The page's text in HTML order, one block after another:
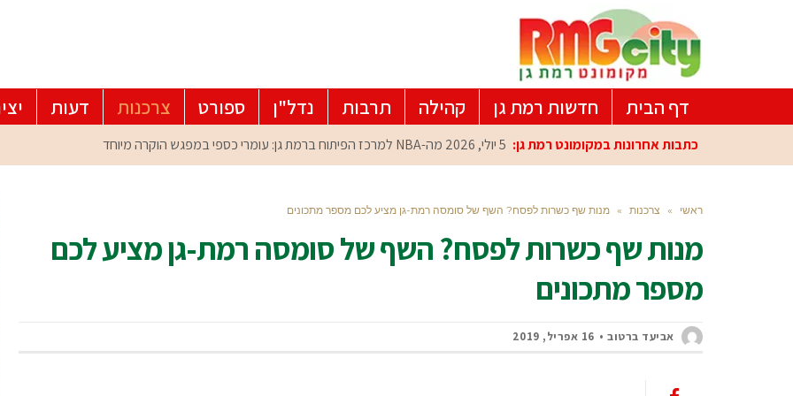
דף הבית חדשות רמת גן קהילה תרבות נדל"ן ספורט צרכנות דעות
כתבות אחרונות במקומונט רמת גן: 5 יולי, 2026 מה-NBA למרכז הפיתוח ברמת גן: עומרי כספי במפגש הוקרה מיוחד
ראשי » צרכנות » מנות שף כשרות לפסח? השף של סומסה רמת-גן מציע לכם מספר מתכונים
מנות שף כשרות לפסח? השף של סומסה רמת-גן מציע לכם
מספר מתכונים
אביעד ברטוב 16 אפריל, 2019